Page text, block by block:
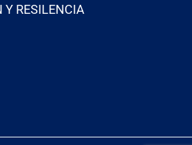
Y RESILENCIA